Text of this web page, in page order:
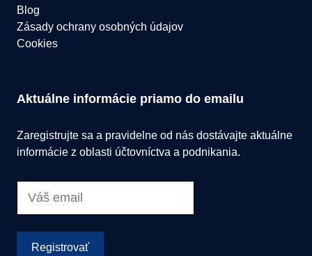
Blog
Zásady ochrany osobných údajov
Cookies
Aktuálne informácie priamo do emailu
Zaregistrujte sa a pravidelne od nás dostávajte aktuálne
informácie z oblasti účtovníctva a podnikania.
Registrovať